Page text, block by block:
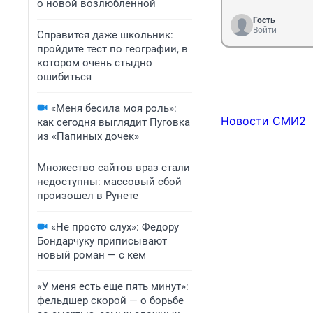
о новой возлюбленной
Справится даже школьник:
пройдите тест по географии, в
котором очень стыдно
ошибиться
«Меня бесила моя роль»:
как сегодня выглядит Пуговка
из «Папиных дочек»
Множество сайтов враз стали
недоступны: массовый сбой
произошел в Рунете
«Не просто слух»: Федору
Бондарчуку приписывают
новый роман — с кем
«У меня есть еще пять минут»:
фельдшер скорой — о борьбе
Гость
Войти
Новости СМИ2